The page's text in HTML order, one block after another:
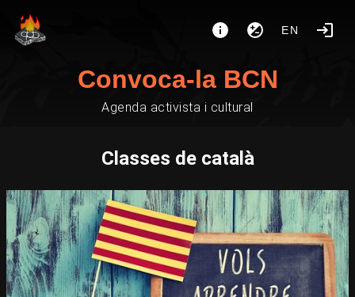
EN
Convoca-la BCN
Agenda activista i cultural
Classes de català